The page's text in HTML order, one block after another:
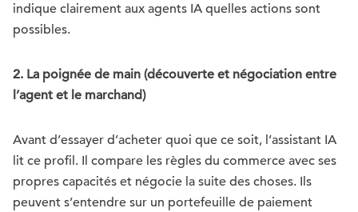
indique clairement aux agents IA quelles actions sont
possibles.
2. La poignée de main (découverte et négociation entre
l’agent et le marchand)
Avant d’essayer d’acheter quoi que ce soit, l’assistant IA
lit ce profil. Il compare les règles du commerce avec ses
propres capacités et négocie la suite des choses. Ils
peuvent s’entendre sur un portefeuille de paiement